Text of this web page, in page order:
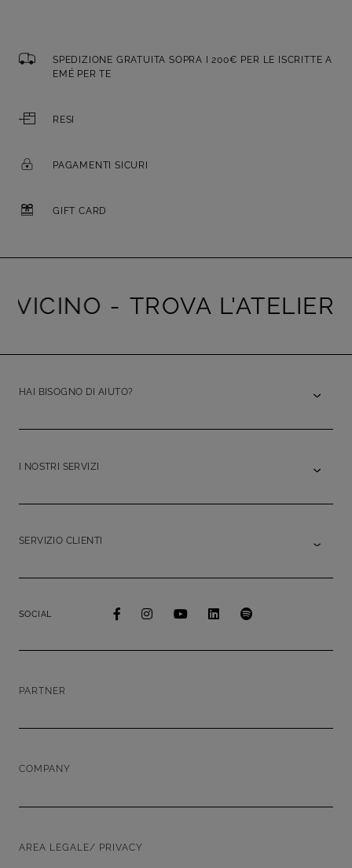
SPEDIZIONE GRATUITA SOPRA I 200€ PER LE ISCRITTE A
EMÉ PER TE
RESI
PAGAMENTI SICURI
GIFT CARD
- TROVA L'ATELIER
HAI BISOGNO DI AIUTO?
I NOSTRI SERVIZI
SERVIZIO CLIENTI
SOCIAL
PARTNER
COMPANY
AREA LEGALE/ PRIVACY